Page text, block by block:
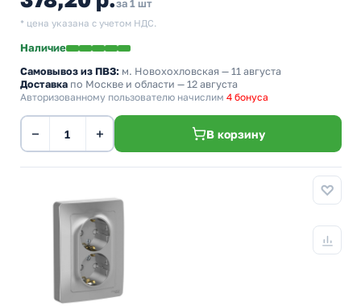
за 1 шт
* цена указана с учетом НДС.
Наличие
Самовывоз из ПВЗ: м. Новохохловская — 11 августа
Доставка по Москве и области — 12 августа
Авторизованному пользователю начислим 4 бонуса
− + В корзину